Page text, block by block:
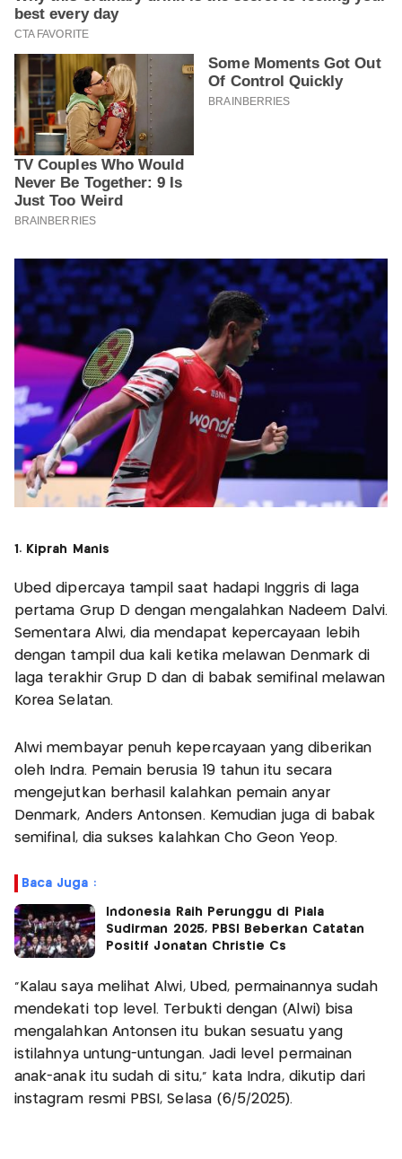
1. Kiprah Manis
Ubed dipercaya tampil saat hadapi Inggris di laga
pertama Grup D dengan mengalahkan Nadeem Dalvi.
Sementara Alwi, dia mendapat kepercayaan lebih
dengan tampil dua kali ketika melawan Denmark di
laga terakhir Grup D dan di babak semifinal melawan
Korea Selatan.
Alwi membayar penuh kepercayaan yang diberikan
oleh Indra. Pemain berusia 19 tahun itu secara
mengejutkan berhasil kalahkan pemain anyar
Denmark, Anders Antonsen. Kemudian juga di babak
semifinal, dia sukses kalahkan Cho Geon Yeop.
Baca Juga :
Indonesia Raih Perunggu di Piala
Sudirman 2025, PBSI Beberkan Catatan
Positif Jonatan Christie Cs
“Kalau saya melihat Alwi, Ubed, permainannya sudah
mendekati top level. Terbukti dengan (Alwi) bisa
mengalahkan Antonsen itu bukan sesuatu yang
istilahnya untung-untungan. Jadi level permainan
anak-anak itu sudah di situ,” kata Indra, dikutip dari
instagram resmi PBSI, Selasa (6/5/2025).